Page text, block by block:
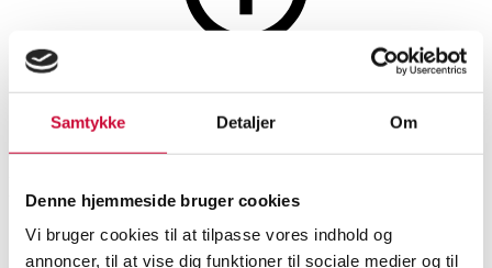
Samtykke Detaljer Om
Denne hjemmeside bruger cookies
Vi bruger cookies til at tilpasse vores indhold og
annoncer, til at vise dig funktioner til sociale medier og til
Jonas Søndergaard for Umage.
Fire taburetter, model Step It
Up (4)